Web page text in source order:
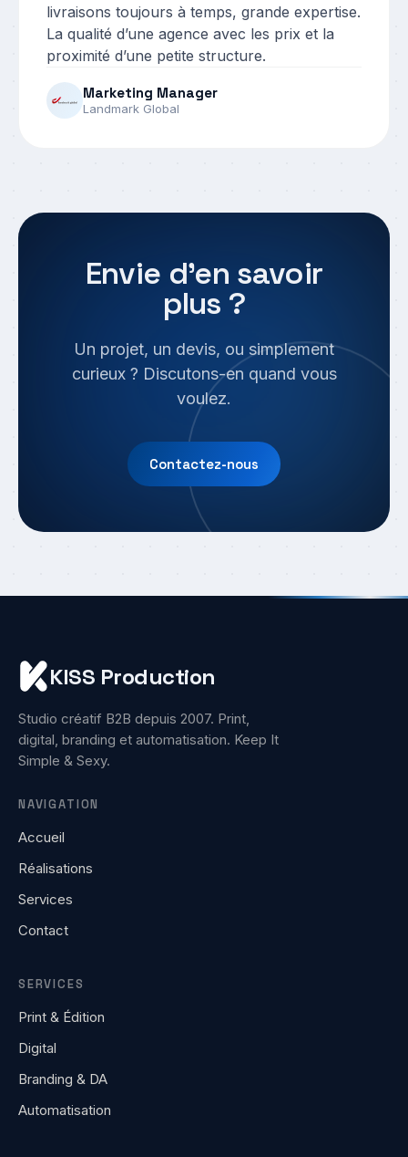
livraisons toujours à temps, grande expertise.
La qualité d’une agence avec les prix et la
proximité d’une petite structure.
Marketing Manager
Landmark Global
Envie d’en savoir
plus ?
Un projet, un devis, ou simplement
curieux ? Discutons-en quand vous
voulez.
Contactez-nous
KISS Production
Studio créatif B2B depuis 2007. Print,
digital, branding et automatisation. Keep It
Simple & Sexy.
NAVIGATION
Accueil
Réalisations
Services
Contact
SERVICES
Print & Édition
Digital
Branding & DA
Automatisation